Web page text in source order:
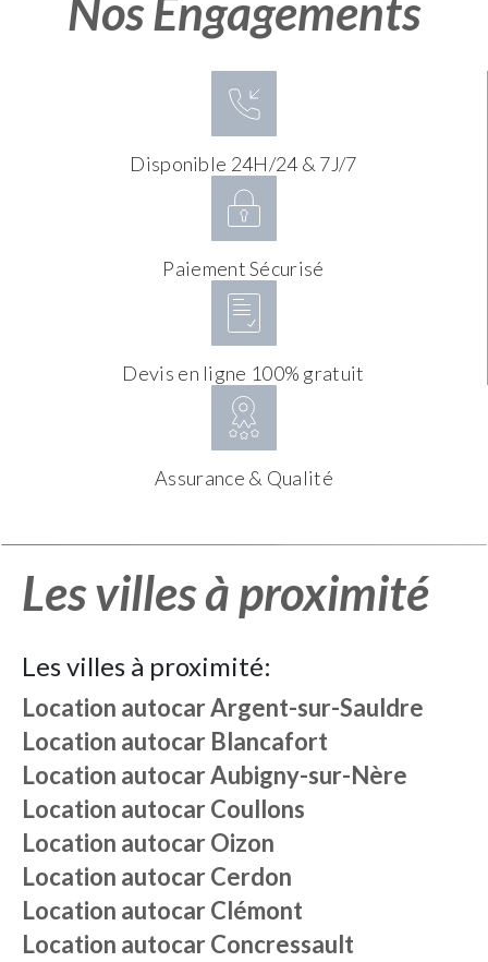
Nos Engagements
Disponible 24H/24 & 7J/7
Paiement Sécurisé
Devis en ligne 100% gratuit
Assurance & Qualité
Les villes à proximité
Les villes à proximité:
Location autocarArgent-sur-Sauldre
Location autocar Blancafort
Location autocarAubigny-sur-Nère
Location autocarCoullons
Location autocarOizon
Location autocarCerdon
Location autocarClémont
Location autocarConcressault